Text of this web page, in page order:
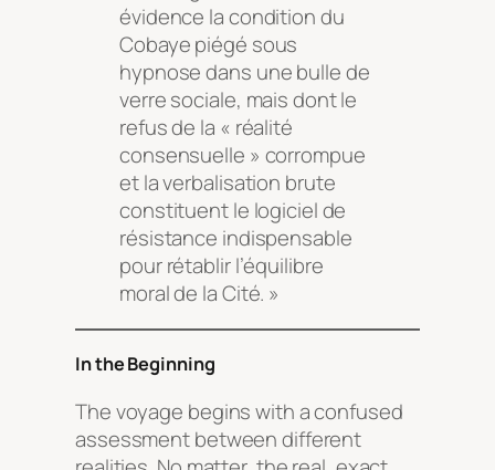
évidence la condition du
Cobaye piégé sous
hypnose dans une bulle de
verre sociale, mais dont le
refus de la « réalité
consensuelle » corrompue
et la verbalisation brute
constituent le logiciel de
résistance indispensable
pour rétablir l’équilibre
moral de la Cité. »
In the Beginning
The voyage begins with a confused
assessment between different